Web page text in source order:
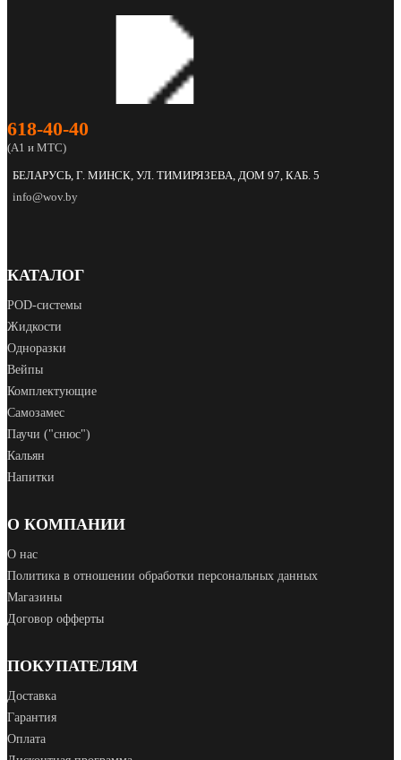
618‑40‑40
(А1 и МТС)
БЕЛАРУСЬ, Г. МИНСК, УЛ. ТИМИРЯЗЕВА, ДОМ 97, КАБ. 5
info@wov.by
КАТАЛОГ
POD‑системы
Жидкости
Одноразки
Вейпы
Комплектующие
Самозамес
Паучи ("снюс")
Кальян
Напитки
О КОМПАНИИ
О нас
Политика в отношении обработки персональных данных
Магазины
Договор офферты
ПОКУПАТЕЛЯМ
Доставка
Гарантия
Оплата